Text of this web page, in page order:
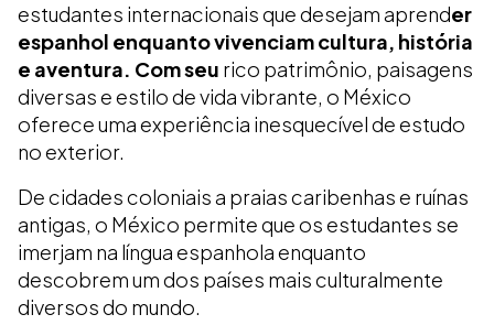
estudantes internacionais que desejam aprender
espanhol enquanto vivenciam cultura, história
e aventura. Com seu rico patrimônio, paisagens
diversas e estilo de vida vibrante, o México
oferece uma experiência inesquecível de estudo
no exterior.
De cidades coloniais a praias caribenhas e ruínas
antigas, o México permite que os estudantes se
imerjam na língua espanhola enquanto
descobrem um dos países mais culturalmente
diversos do mundo.